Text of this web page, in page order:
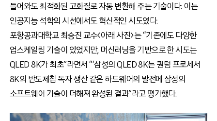
들어와도 최적화된 고화질로 자동 변환해 주는 기술이다. 이는
인공지능 석학의 시선에서도 혁신적인 시도였다.
포항공과대학교 최승진 교수<아래 사진>는 “기존에도 다양한
업스케일링 기술이 있었지만, 머신러닝을 기반으로 한 시도는
QLED 8K가 최초”라면서 “‘삼성의 QLED 8K는 퀀텀 프로세서
8K의 반도체칩 독자 생산 같은 하드웨어의 발전에 삼성의
소프트웨어 기술이 더해져 완성된 결과”라고 평가했다.